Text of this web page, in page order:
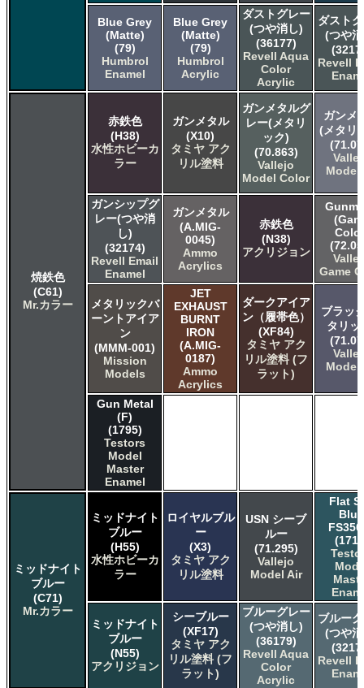
Blue Grey
(Matte)
(79)
Humbrol
Enamel
Blue Grey
(Matte)
(79)
Humbrol
Acrylic
ダストグレー
(つや消し)
(36177)
Revell Aqua
Color
Acrylic
ダスト
(つや
Revell
焼鉄色
(C61)
Mr.カラー
赤鉄色
(H38)
水性ホビーカ
ラー
ガンメタル
(X10)
タミヤ アク
リル塗料
ガンメタルグ
レー(メタリ
ック)
(70.863)
Vallejo
Model Color
ガンメ
(メタリ
Model
ガンシップグ
レー(つや消
し)
(32174)
Revell Email
Enamel
ガンメタル
(A.MIG-
0045)
Ammo
Acrylics
赤鉄色
(N38)
アクリジョン
Game
メタリックバ
ーントアイア
ン
(MMM-001)
Mission
Models
JET
EXHAUST
BURNT
IRON
(A.MIG-
0187)
Ammo
Acrylics
ダークアイア
ン（履帯色）
(XF84)
タミヤ アク
リル塗料 (フ
ラット)
ブラッ
タリッ
Model
Gun Metal
(F)
(1795)
Testors
Model
Master
Enamel
ミッドナイト
ブルー
(C71)
Mr.カラー
ミッドナイト
ブルー
(H55)
水性ホビーカ
ラー
ロイヤルブル
ー
(X3)
タミヤ アク
リル塗料
USN シーブ
ルー
(71.295)
Vallejo
Model Air
Flat
Blue
ミッドナイト
ブルー
(N55)
アクリジョン
シーブルー
(XF17)
タミヤ アク
リル塗料 (フ
ラット)
ブルーグレー
(つや消し)
(36179)
Revell Aqua
Color
Acrylic
ブルー
(つや
Revell